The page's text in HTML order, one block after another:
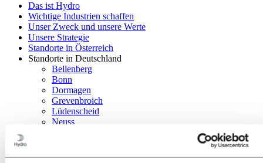
Das ist Hydro
Wichtige Industrien schaffen
Unser Zweck und unsere Werte
Unsere Strategie
Standorte in Österreich
Standorte in Deutschland
Bellenberg
Bonn
Dormagen
Grevenbroich
Lüdenscheid
Neuss